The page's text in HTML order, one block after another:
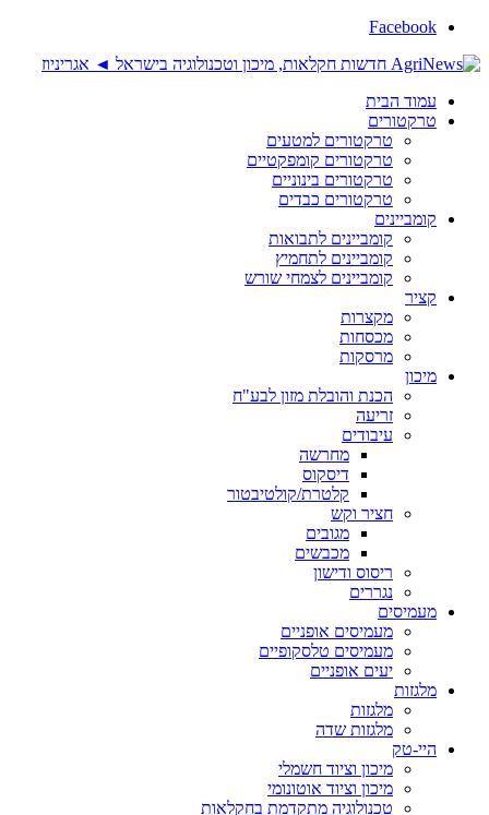
Facebook
עמוד הבית
טרקטורים
טרקטורים למטעים
טרקטורים קומפקטיים
טרקטורים בינוניים
טרקטורים כבדים
קומביינים
קומביינים לתבואות
קומביינים לתחמיץ
קומביינים לצמחי שורש
קציר
מקצרות
מכסחות
מרסקות
מיכון
הכנת והובלת מזון לבע"ח
זריעה
עיבודים
מחרשה
דיסקוס
קלטרת/קולטיבטור
חציר וקש
מגובים
מכבשים
ריסוס ודישון
נגררים
מעמיסים
מעמיסים אופניים
מעמיסים טלסקופיים
יעים אופניים
מלגזות
מלגזות
מלגזות שדה
היי-טק
מיכון וציוד חשמלי
מיכון וציוד אוטונומי
טכנולוגיה מתקדמת בחקלאות